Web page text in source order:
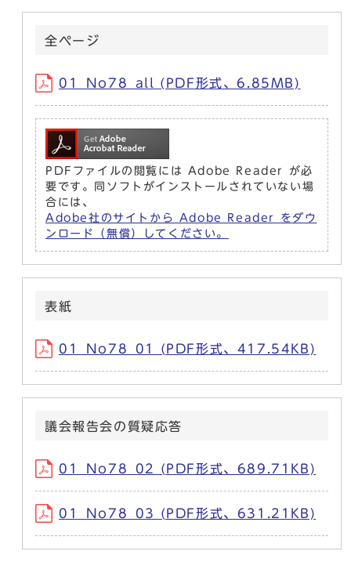
全ページ
01_No78_all (PDF形式、6.85MB)
PDFファイルの閲覧には Adobe Reader が必
要です。同ソフトがインストールされていない場
合には、
Adobe社のサイトから Adobe Reader をダウ
ンロード（無償）してください。
表紙
01_No78_01 (PDF形式、417.54KB)
議会報告会の質疑応答
01_No78_02 (PDF形式、689.71KB)
01_No78_03 (PDF形式、631.21KB)